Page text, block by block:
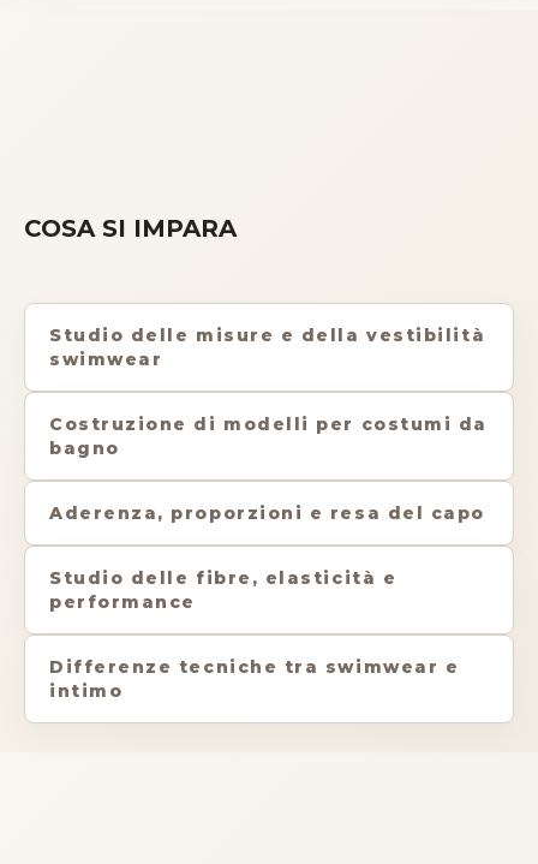
COSA SI IMPARA
Studio delle misure e della vestibilità
swimwear
Costruzione di modelli per costumi da
bagno
Aderenza, proporzioni e resa del capo
Studio delle fibre, elasticità e
performance
Differenze tecniche tra swimwear e
intimo